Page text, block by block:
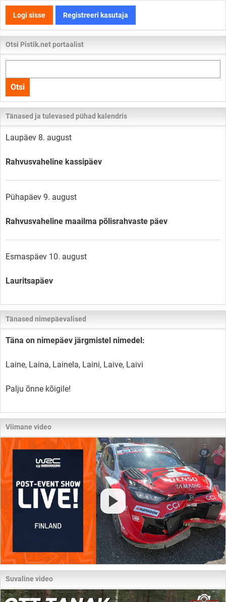
Logi sisse Registreeri kasutaja
Otsi Pistik.net portaalist
kogu
lehelt
Otsi
Tänased ja tulevased pühad kalendris
Laupäev 8. august
Rahvusvaheline kassipäev
Pühapäev 9. august
Rahvusvaheline maailma põlisrahvaste päev
Esmaspäev 10. august
Lauritsapäev
Tänased nimepäevalised
Täna on nimepäev järgmistel nimedel:
Laine, Laina, Lainela, Laini, Laive, Laivi
Palju õnne kõigile!
Viimane video
Suvaline video